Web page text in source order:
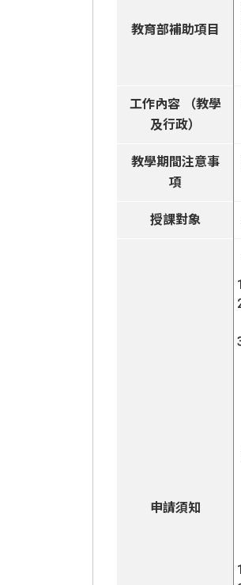
教育部補助項目
工作內容 （教學
及行政）
教學期間注意事
項
授課對象
申請須知